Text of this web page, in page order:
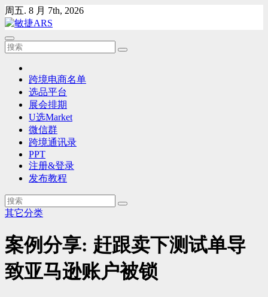
Skip
to
content
周五. 8 月 7th, 2026
跨境电商名单
选品平台
展会排期
U选Market
微信群
跨境通讯录
PPT
注册&登录
发布教程
其它分类
案例分享: 赶跟卖下测试单导
致亚马逊账户被锁